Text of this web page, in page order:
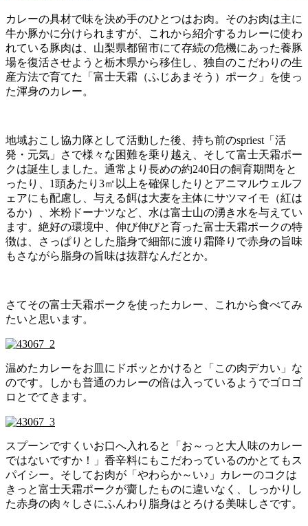
カレーの具材で味を決め手のひとつはお肉。そのお肉は主に
牛か豚かに分けられますが、これから紹介するカレーに使わ
れている豚肉は、山梨県都留市にて存続の危機にあった養豚
場を復活させようと栃木県から移住し、独自のこだわりの生
産方法で育てた「富士天霜（ふじあまそう）ポーク」を使っ
た渾身のカレー。
地域おこし協力隊として活動した後、持ち前のspriest「活
発・元気」さで様々な困難を乗り越え、そして富士天霜ポー
クは誕生しました。通常より長めの約240日の飼育期間をと
ったり、1頭あたり3㎡以上を確保したりとアニマルウェルフ
ェアにも配慮し、与える餌は大麦を主体にサツマイモ（紅は
るか）、米粉ドーナツなど、水は富士山の湧き水を与えてい
ます。絶好の環境中、伸び伸びと育った富士天霜ポークの特
徴は、さっぱりとした脂身で細部に渡り霜降りで赤身の旨味
もさながら脂身の旨味は抜群なんだとか。
さてその富士天霜ポークを使ったカレー、これから食べてみ
たいと思います。
温めたカレーをお皿にドボッとかけると「この肉デカい」な
のです。しかも普通のカレーの倍は入っているようでゴロゴ
ロとでてきます。
スプーンですくいお口へ入れると「お～っと大人味のカレー
ではないですか！」香辛料にもこだわっているのかとてもス
パイシー。そしてお肉が「やわらか～い♪」カレーのコクは
きっと富士天霜ポークが齎したものに違いなく、しっかりし
た赤身の肉々しさにふんわり脂身はとろける美味しさです。